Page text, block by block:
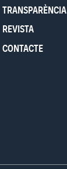
TRANSPARÈNCIA
REVISTA
CONTACTE